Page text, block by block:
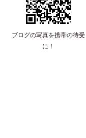
ブログの写真を携帯の待受
に！